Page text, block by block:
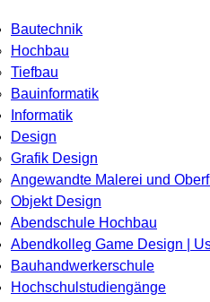
Bautechnik
Hochbau
Tiefbau
Bauinformatik
Informatik
Design
Grafik Design
Angewandte Malerei und
Objekt Design
Abendschule Hochbau
Abendkolleg Game Design |
Bauhandwerkerschule
Hochschulstudiengänge